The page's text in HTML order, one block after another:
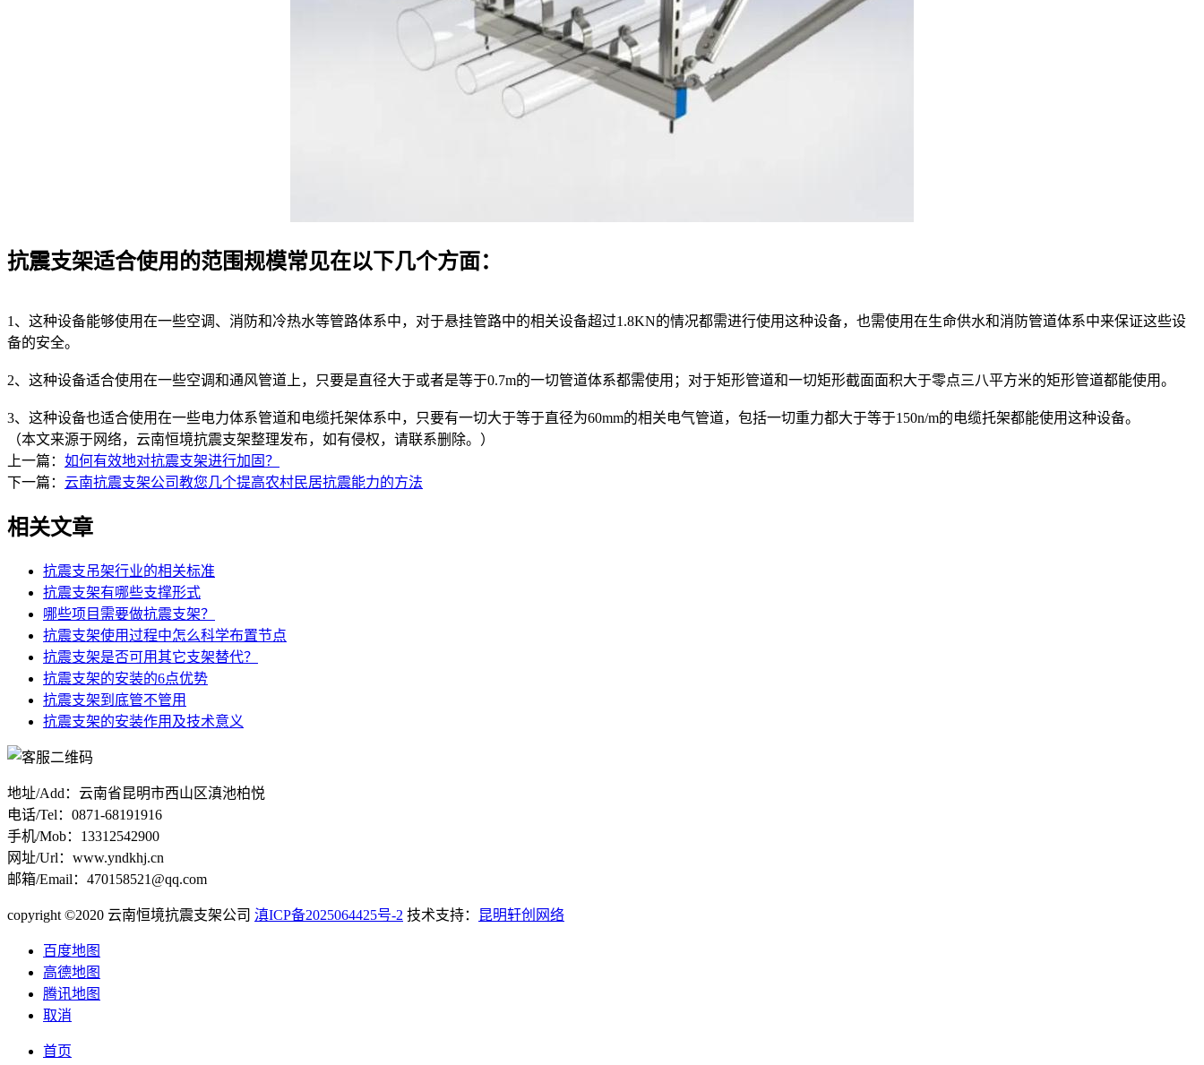
抗震支架适合使用的范围规模常见在以下几个方面：
1、这种设备能够使用在一些空调、消防和冷热水等管路体系中，对于悬挂管路中的相关设备超过1.8KN的情况都需进行使用这种设备，也需使用在生命供水和消防管道体系中来保证这些设
备的安全。
2、这种设备适合使用在一些空调和通风管道上，只要是直径大于或者是等于0.7m的一切管道体系都需使用；对于矩形管道和一切矩形截面面积大于零点三八平方米的矩形管道都能使用。
3、这种设备也适合使用在一些电力体系管道和电缆托架体系中，只要有一切大于等于直径为60mm的相关电气管道，包括一切重力都大于等于150n/m的电缆托架都能使用这种设备。
（本文来源于网络，云南恒境抗震支架整理发布，如有侵权，请联系删除。）
上一篇： 如何有效地对抗震支架进行加固？
下一篇： 云南抗震支架公司教您几个提高农村民居抗震能力的方法
相关文章
抗震支吊架行业的相关标准
抗震支架有哪些支撑形式
哪些项目需要做抗震支架？
抗震支架使用过程中怎么科学布置节点
抗震支架是否可用其它支架替代？
抗震支架的安装的6点优势
抗震支架到底管不管用
抗震支架的安装作用及技术意义
地址/Add：云南省昆明市西山区滇池柏悦
电话/Tel：0871-68191916
手机/Mob：13312542900
网址/Url：www.yndkhj.cn
邮箱/Email：470158521@qq.com
copyright ©2020 云南恒境抗震支架公司 滇ICP备2025064425号-2 技术支持： 昆明轩创网络
百度地图
高德地图
腾讯地图
取消
首页